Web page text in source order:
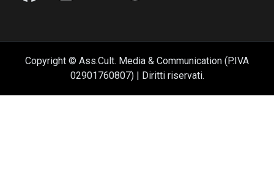
Copyright © Ass.Cult. Media & Communication (P.IVA
02901760807) | Diritti riservati.